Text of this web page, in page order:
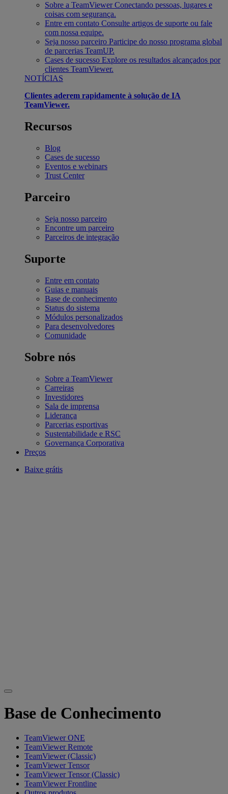
Sobre a TeamViewer Conectando pessoas, lugares e
coisas com segurança.
Entre em contato Consulte artigos de suporte ou fale
com nossa equipe.
Seja nosso parceiro Participe do nosso programa global
de parcerias TeamUP.
Cases de sucesso Explore os resultados alcançados por
clientes TeamViewer.
NOTÍCIAS
Clientes aderem rapidamente à solução de IA
TeamViewer.
Recursos
Blog
Cases de sucesso
Eventos e webinars
Trust Center
Parceiro
Seja nosso parceiro
Encontre um parceiro
Parceiros de integração
Suporte
Entre em contato
Guias e manuais
Base de conhecimento
Status do sistema
Módulos personalizados
Para desenvolvedores
Comunidade
Sobre nós
Sobre a TeamViewer
Carreiras
Investidores
Sala de imprensa
Liderança
Parcerias esportivas
Sustentabilidade e RSC
Governança Corporativa
Preços
Baixe grátis
Base de Conhecimento
TeamViewer ONE
TeamViewer Remote
TeamViewer (Classic)
TeamViewer Tensor
TeamViewer Tensor (Classic)
TeamViewer Frontline